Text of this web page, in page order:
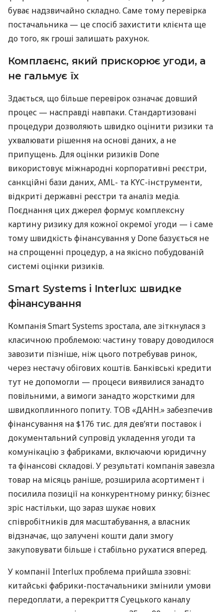
буває надзвичайно складно. Саме тому перевірка
постачальника — це спосіб захистити клієнта ще
до того, як гроші залишать рахунок.
Комплаєнс, який прискорює угоди, а
не гальмує їх
Здається, що більше перевірок означає довший
процес — насправді навпаки. Стандартизовані
процедури дозволяють швидко оцінити ризики та
ухвалювати рішення на основі даних, а не
припущень. Для оцінки ризиків Done
використовує міжнародні корпоративні реєстри,
санкційні бази даних, AML- та KYC-інструменти,
відкриті державні реєстри та аналіз медіа.
Поєднання цих джерел формує комплексну
картину ризику для кожної окремої угоди — і саме
тому швидкість фінансування у Done базується не
на спрощенні процедур, а на якісно побудованій
системі оцінки ризиків.
Smart Systems і Interlux: швидке
фінансування
Компанія Smart Systems зростала, але зіткнулася з
класичною проблемою: частину товару доводилося
завозити пізніше, ніж цього потребував ринок,
через нестачу обігових коштів. Банківські кредити
тут не допомогли — процеси виявилися занадто
повільними, а вимоги занадто жорсткими для
швидкоплинного попиту. ТОВ «ДАНН.» забезпечив
фінансування на $176 тис. для дев’яти поставок і
документальний супровід укладення угоди та
комунікацію з фабриками, включаючи юридичну
та фінансові складові. У результаті компанія завезла
товар на місяць раніше, розширила асортимент і
посилила позиції на конкурентному ринку; бізнес
зріс настільки, що зараз шукає нових
співробітників для масштабування, а власник
відзначає, що залучені кошти дали змогу
закуповувати більше і стабільно рухатися вперед.
У компанії Interlux проблема прийшла ззовні:
китайські фабрики-постачальники змінили умови
передоплати, а перекриття Суецького каналу